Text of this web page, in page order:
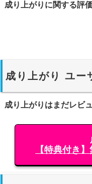
成り上がりに関する評
成り上がり ユー
成り上がりはまだレビ
【特典付き